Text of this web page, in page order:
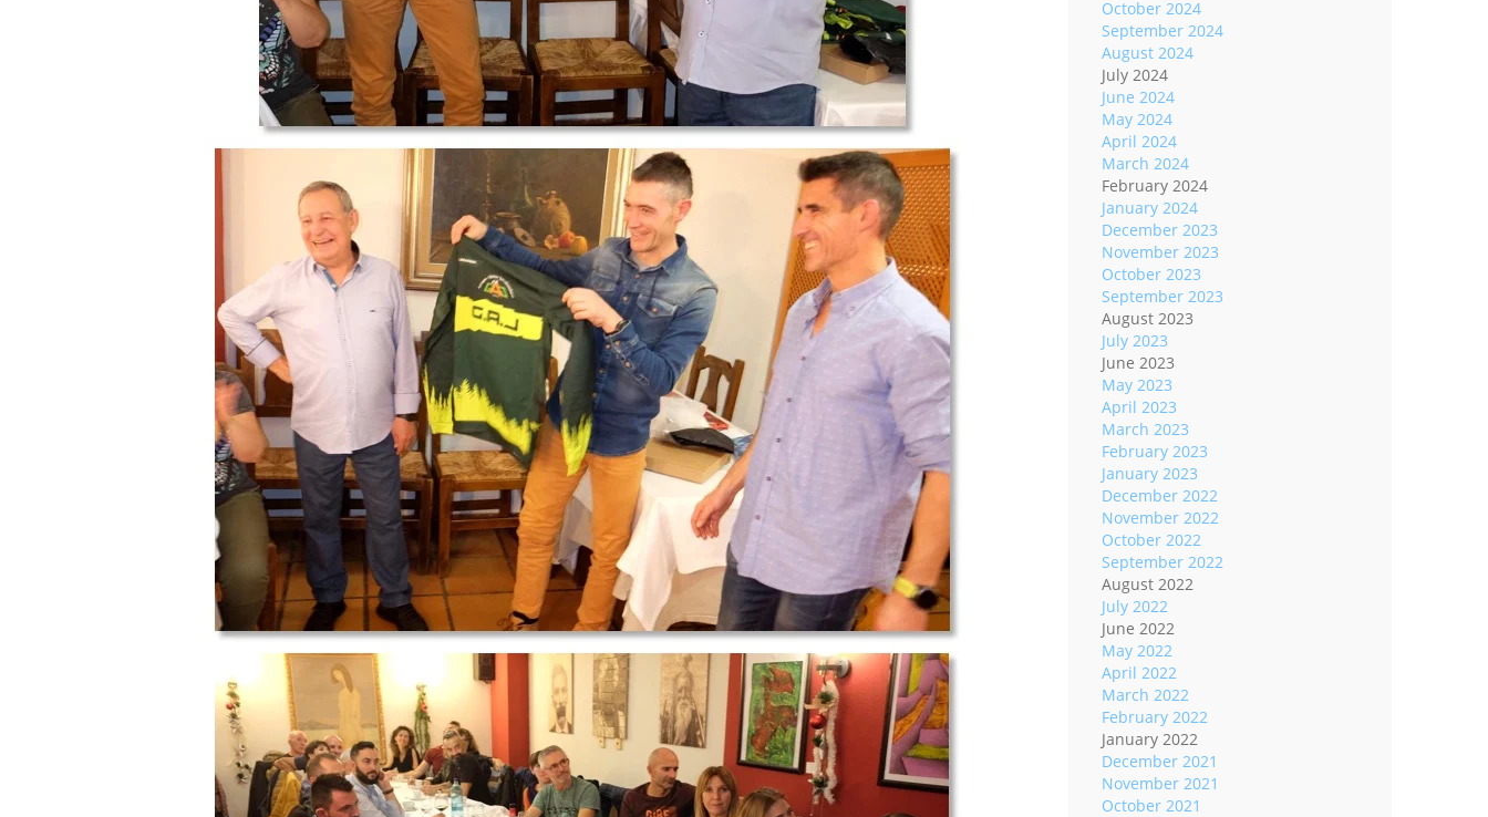
October 2024
September 2024
August 2024
July 2024
June 2024
May 2024
April 2024
March 2024
February 2024
January 2024
December 2023
November 2023
October 2023
September 2023
August 2023
July 2023
June 2023
May 2023
April 2023
March 2023
February 2023
January 2023
December 2022
November 2022
October 2022
September 2022
August 2022
July 2022
June 2022
May 2022
April 2022
March 2022
February 2022
January 2022
December 2021
November 2021
October 2021